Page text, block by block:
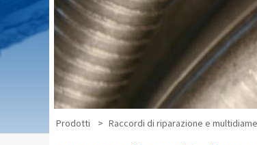
Prodotti Raccordi di riparazione e